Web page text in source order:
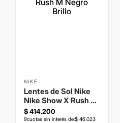
NIKE
Lentes de Sol Nike
Nike Show X Rush M
Negro Brillo
$ 414.200
9cuotas sin interés de:$ 46.023